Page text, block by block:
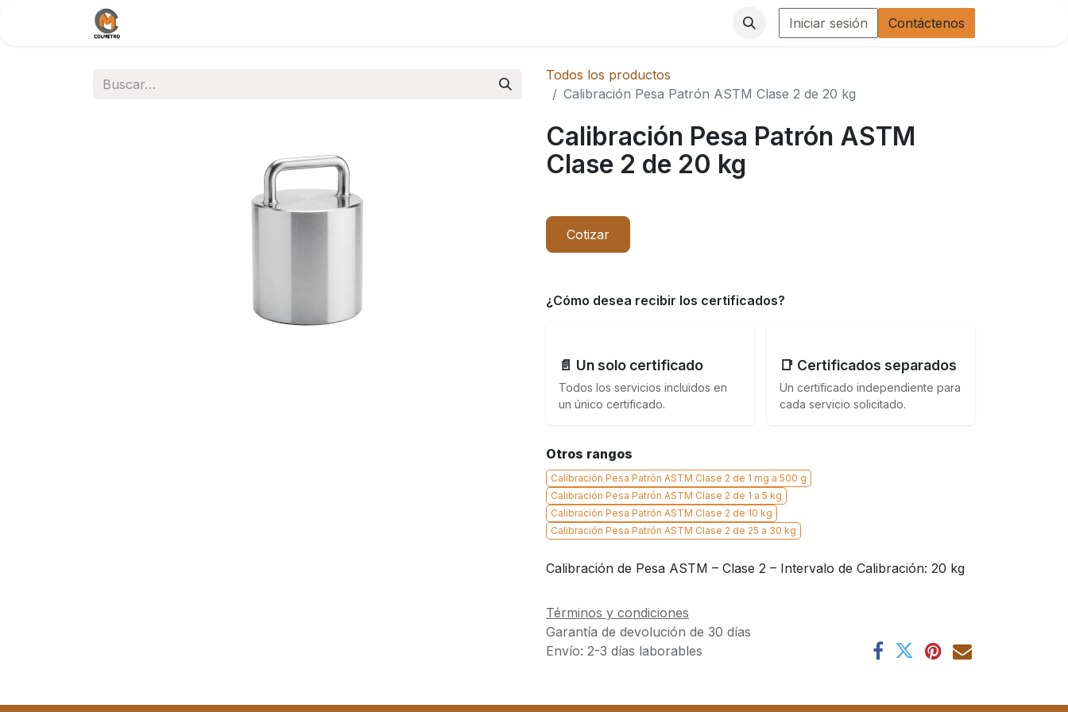
Iniciar sesión Contáctenos
Todos los productos
Calibración Pesa Patrón ASTM Clase 2 de 20 kg
Calibración Pesa Patrón ASTM
Clase 2 de 20 kg
Cotizar
¿Cómo desea recibir los certificados?
📄 Un solo certificado
Todos los servicios incluidos en
un único certificado.
📑 Certificados separados
Un certificado independiente para
cada servicio solicitado.
Otros rangos
Calibración Pesa Patrón ASTM Clase 2 de 1 mg a 500 g
Calibración Pesa Patrón ASTM Clase 2 de 1 a 5 kg
Calibración Pesa Patrón ASTM Clase 2 de 10 kg
Calibración Pesa Patrón ASTM Clase 2 de 25 a 30 kg
Calibración de Pesa ASTM – Clase 2 – Intervalo de Calibración: 20 kg
Términos y condiciones
Garantía de devolución de 30 días
Envío: 2-3 días laborables